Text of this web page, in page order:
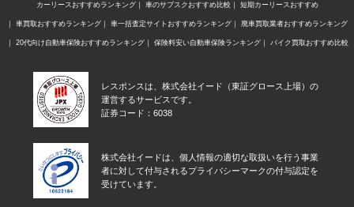
カーリースおすすめランキング 車のサブスクおすすめ比較 短期カーリースおすすめ
車買取おすすめランキング 車一括査定サイトおすすめランキング 廃車買取業者おすすめランキング
20代向け自動車保険おすすめランキング 保険料安い自動車保険ランキング バイク買取おすすめ比較
レスポンスは、株式会社イード（東証グロース上場）の
運営するサービスです。
証券コード：6038
株式会社イードは、個人情報の適切な取扱いを行う事業
者に対して付与されるプライバシーマークの付与認定を
受けています。